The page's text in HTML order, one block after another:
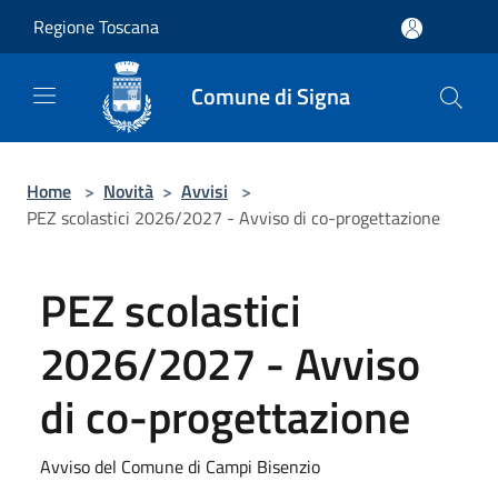
Regione Toscana
Comune di Signa
Home > Novità > Avvisi >
PEZ scolastici 2026/2027 - Avviso di co-progettazione
PEZ scolastici
2026/2027 - Avviso
di co-progettazione
Avviso del Comune di Campi Bisenzio